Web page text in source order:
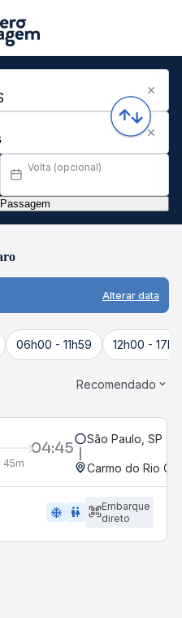
Volta (opcional)
Alterar data
06h00 - 11h59 12h00 -
Recomendado
04:45
45m
São Paulo, SP -
Carmo do Rio
ac_unit wc
Embarque
direto